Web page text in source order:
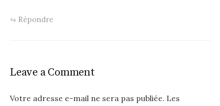
Répondre
Leave a Comment
Votre adresse e-mail ne sera pas publiée. Les